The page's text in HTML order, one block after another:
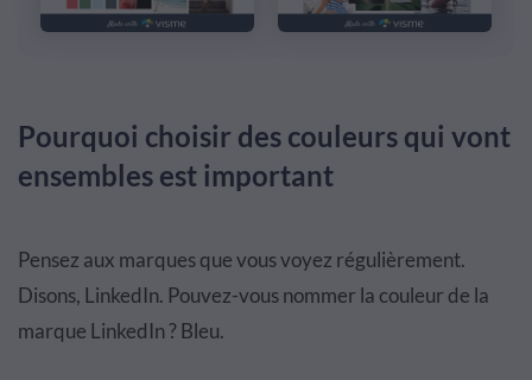
Pourquoi choisir des couleurs qui vont
ensembles est important
Pensez aux marques que vous voyez régulièrement.
Disons, LinkedIn. Pouvez-vous nommer la couleur de la
marque LinkedIn ? Bleu.